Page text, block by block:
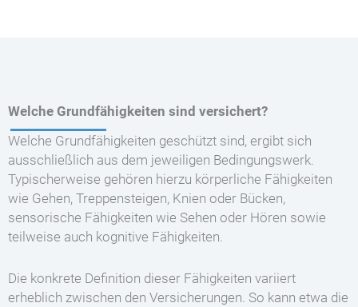
Welche Grundfähigkeiten sind versichert?
Welche Grundfähigkeiten geschützt sind, ergibt sich
ausschließlich aus dem jeweiligen Bedingungswerk.
Typischerweise gehören hierzu körperliche Fähigkeiten
wie Gehen, Treppensteigen, Knien oder Bücken,
sensorische Fähigkeiten wie Sehen oder Hören sowie
teilweise auch kognitive Fähigkeiten.
Die konkrete Definition dieser Fähigkeiten variiert
erheblich zwischen den Versicherungen. So kann etwa die